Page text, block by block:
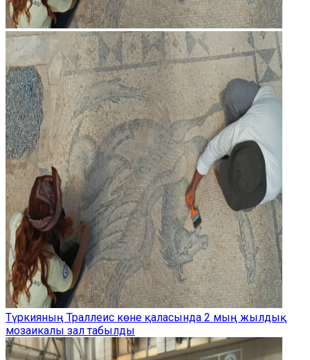
Түркияның Траллеис көне қаласында 2 мың жылдық
мозаикалы зал табылды